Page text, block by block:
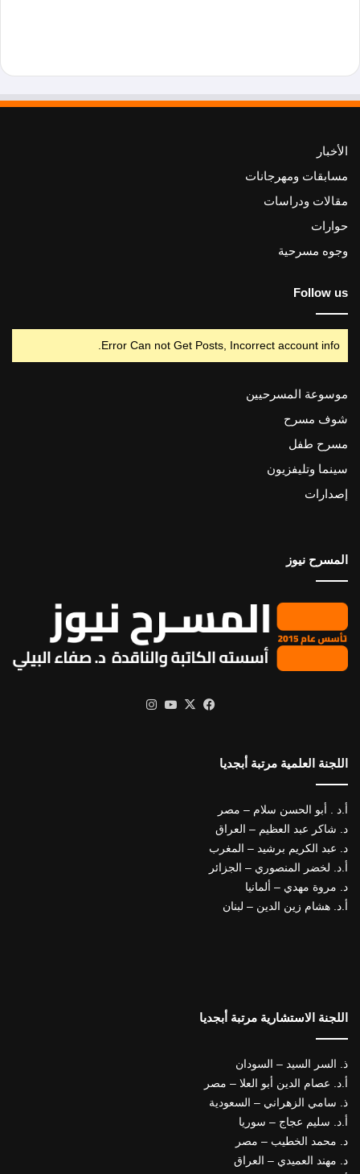
الأخبار
مسابقات ومهرجانات
مقالات ودراسات
حوارات
وجوه مسرحية
Follow us
Error Can not Get Posts, Incorrect account info.
موسوعة المسرحيين
شوف مسرح
مسرح طفل
سينما وتليفزيون
إصدارات
المسرح نيوز
فيسبوك
X يوتيوب
اللجنة العلمية مرتبة أبجديا
أ.د . أبو الحسن سلام – مصر
د. شاكر عبد العظيم – العراق
د. عبد الكريم برشيد – المغرب
أ.د. لخضر المنصوري – الجزائر
د. مروة مهدي – ألمانيا
أ.د. هشام زين الدين – لبنان
اللجنة الاستشارية مرتبة أبجديا
ذ. السر السيد – السودان
أ.د. عصام الدين أبو العلا – مصر
ذ. سامي الزهراني – السعودية
أ.د. سليم عجاج – سوريا
د. محمد الخطيب – مصر
د. مهند العميدي – العراق